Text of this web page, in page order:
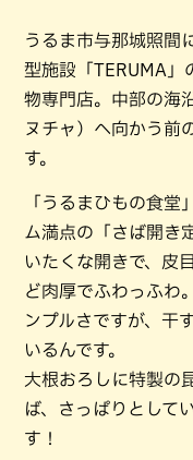
うるま市与那城照間
型施設「TERUMA」
物専門店。中部の海
ヌチャ）へ向かう前
す。
「うるまひもの食堂
ム満点の「さば開き
いたくな開きで、皮
ど肉厚でふわっふわ
ンプルさですが、干
いるんです。
大根おろしに特製の
ば、さっぱりとして
す！